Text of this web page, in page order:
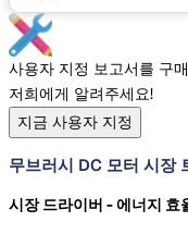
사용자 지정 보고서를 구
저희에게 알려주세요!
지금 사용자 지정
무브러시 DC 모터 시장
시장 드라이버 - 에너지 효